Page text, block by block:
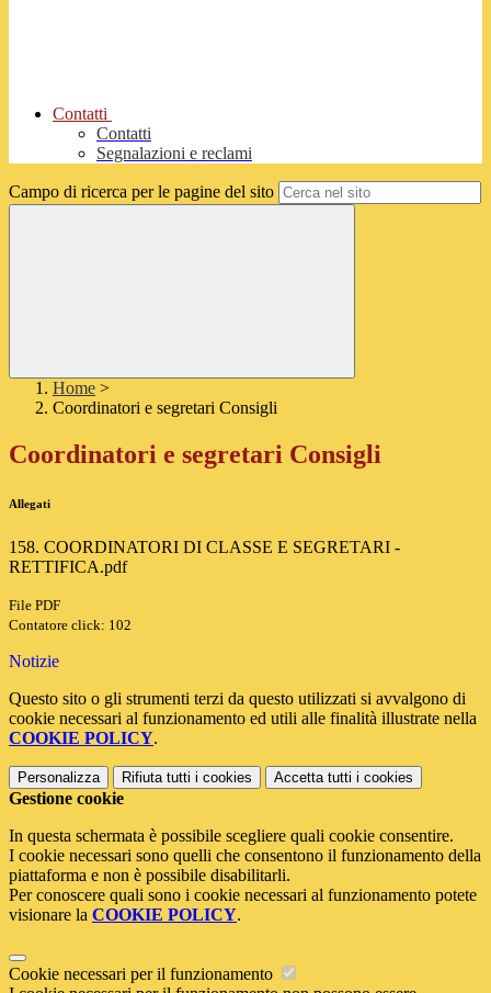
Contatti
Contatti
Segnalazioni e reclami
Campo di ricerca per le pagine del sito
Home >
Coordinatori e segretari Consigli
Coordinatori e segretari Consigli
Allegati
158. COORDINATORI DI CLASSE E SEGRETARI -
RETTIFICA.pdf
File PDF
Contatore click: 102
Notizie
Questo sito o gli strumenti terzi da questo utilizzati si avvalgono di
cookie necessari al funzionamento ed utili alle finalità illustrate nella
COOKIE POLICY.
Personalizza Rifiuta tutti i cookies Accetta tutti i cookies
Gestione cookie
In questa schermata è possibile scegliere quali cookie consentire.
I cookie necessari sono quelli che consentono il funzionamento della
piattaforma e non è possibile disabilitarli.
Per conoscere quali sono i cookie necessari al funzionamento potete
visionare la COOKIE POLICY.
Cookie necessari per il funzionamento